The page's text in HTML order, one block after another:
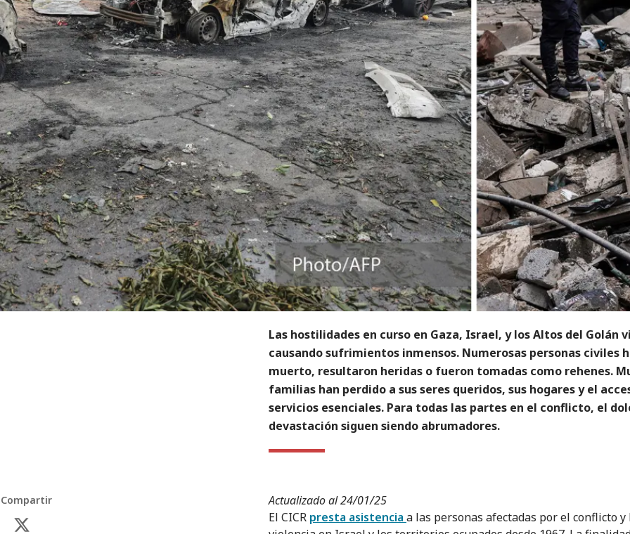
Las hostilidades en curso en Gaza, Israel, y los Altos del Golán
causando sufrimientos inmensos. Numerosas personas civiles
muerto, resultaron heridas o fueron tomadas como rehenes.
familias han perdido a sus seres queridos, sus hogares y el
servicios esenciales. Para todas las partes en el conflicto, el
devastación siguen siendo abrumadores.
Compartir
Actualizado al 24/01/25
El CICR presta asistencia a las personas afectadas por el conflicto y